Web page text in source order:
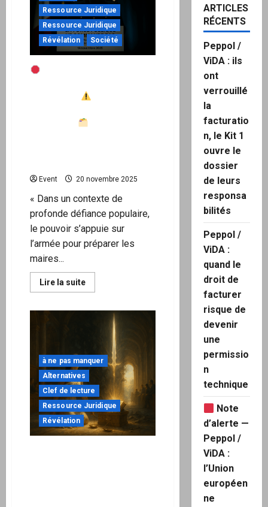
Ressource Juridique
Ressource Juridique
Révélation
Société
Event 20 novembre 2025
« Dans un contexte de
profonde défiance populaire,
le pouvoir s’appuie sur
l’armée pour préparer les
maires...
Lire la suiteEn
savoir
prépare
la
mort
plutôt
que
la
défense
Alerte
sur
une
à ne pas manquer
Alternatives
Clef de lecture
Ressource Juridique
Révélation
ARTICLES
RÉCENTS
Peppol /
ViDA : ils
ont
verrouillé
la
facturatio
n, le Kit 1
ouvre le
dossier
de leurs
responsa
bilités
Peppol /
ViDA :
quand le
droit de
facturer
risque de
devenir
une
permissio
n
technique
Note
d’alerte —
Peppol /
ViDA :
l’Union
européen
ne